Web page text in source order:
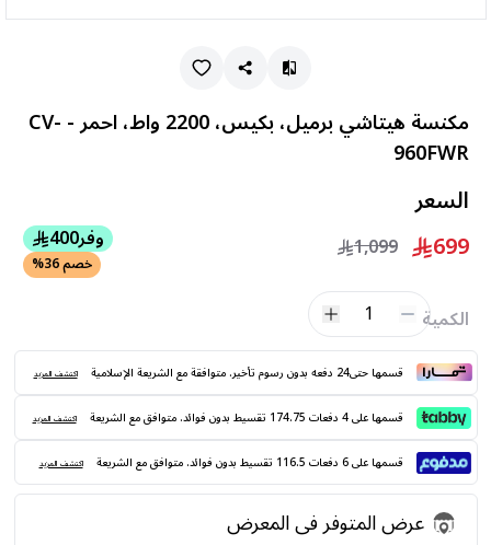
مكنسة هيتاشي برميل، بكيس، 2200 واط، احمر - CV-
960FWR
السعر
699
1,099 وفر400
خصم 36%
الكمية 1
قسمها حتى24 دفعه بدون رسوم تأخير. متوافقة مع الشريعة الإسلامية اكتشف المزيد
قسمها على 4 دفعات 174.75 تقسيط بدون فوائد. متوافق مع الشريعة اكتشف المزيد
قسمها على 6 دفعات 116.5 تقسيط بدون فوائد. متوافق مع الشريعة اكتشف المزيد
عرض المتوفر فى المعرض